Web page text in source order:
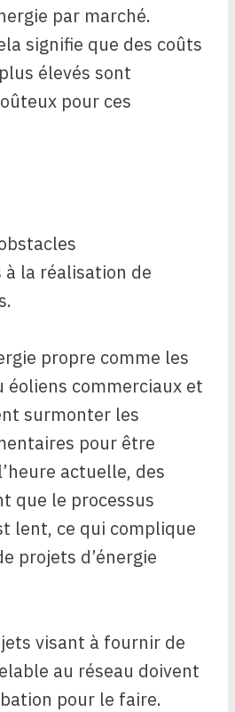
par marché.
signifie que des coûts
élevés sont
pour ces
la réalisation de
propre comme les
éoliens commerciaux et
surmonter les
pour être
actuelle, des
que le processus
lent, ce qui complique
projets d’énergie
visant à fournir de
au réseau doivent
pour le faire.